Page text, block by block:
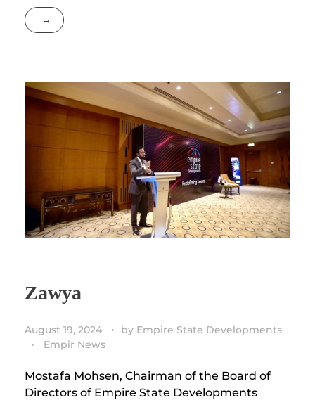
Zawya
August 19, 2024 by Empire State Developments
Empir News
Mostafa Mohsen, Chairman of the Board of
Directors of Empire State Developments